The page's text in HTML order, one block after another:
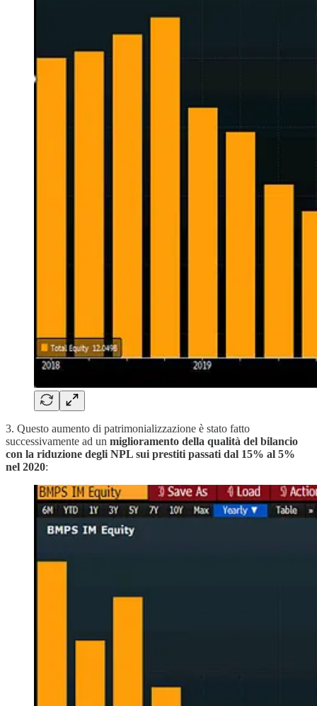
3. Questo aumento di patrimonializzazione è stato fatto
successivamente ad un miglioramento della qualità del bilancio
con la riduzione degli NPL sui prestiti passati dal 15% al 5%
nel 2020: